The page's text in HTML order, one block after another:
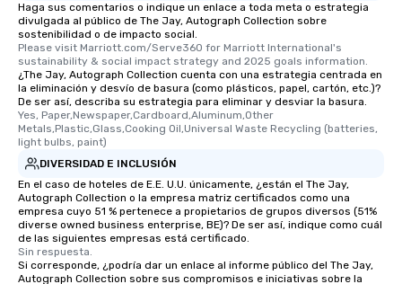
Haga sus comentarios o indique un enlace a toda meta o estrategia
divulgada al público de The Jay, Autograph Collection sobre
sostenibilidad o de impacto social.
Please visit Marriott.com/Serve360 for Marriott International's
sustainability & social impact strategy and 2025 goals information.
¿The Jay, Autograph Collection cuenta con una estrategia centrada en
la eliminación y desvío de basura (como plásticos, papel, cartón, etc.)?
De ser así, describa su estrategia para eliminar y desviar la basura.
Yes, Paper,Newspaper,Cardboard,Aluminum,Other
Metals,Plastic,Glass,Cooking Oil,Universal Waste Recycling (batteries,
light bulbs, paint)
DIVERSIDAD E INCLUSIÓN
En el caso de hoteles de E.E. U.U. únicamente, ¿están el The Jay,
Autograph Collection o la empresa matriz certificados como una
empresa cuyo 51 % pertenece a propietarios de grupos diversos (51%
diverse owned business enterprise, BE)? De ser así, indique como cuál
de las siguientes empresas está certificado.
Sin respuesta.
Si corresponde, ¿podría dar un enlace al informe público del The Jay,
Autograph Collection sobre sus compromisos e iniciativas sobre la